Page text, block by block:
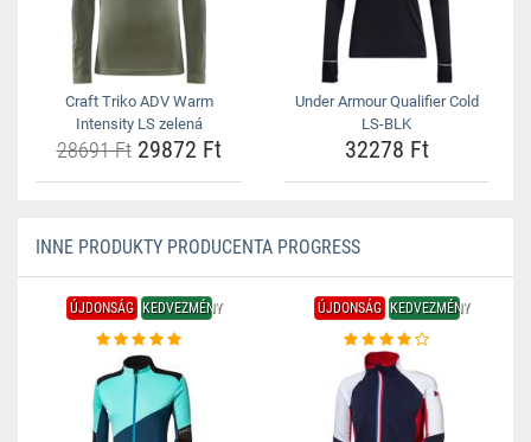
Craft Triko ADV Warm
Intensity LS zelená
28691 Ft29872 Ft
Under Armour Qualifier Cold
LS-BLK
32278 Ft
INNE PRODUKTY PRODUCENTA PROGRESS
ÚJDONSÁG KEDVEZMÉNY ÚJDONSÁG KEDVEZMÉNY